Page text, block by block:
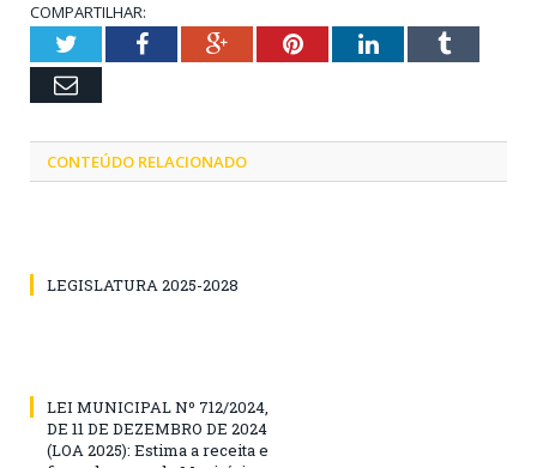
COMPARTILHAR:
TwitterFacebookGoogle+PinterestLinkedInTumblr
Email
CONTEÚDO RELACIONADO
LEGISLATURA 2025-2028
LEI MUNICIPAL Nº 712/2024,
DE 11 DE DEZEMBRO DE 2024
(LOA 2025): Estima a receita e